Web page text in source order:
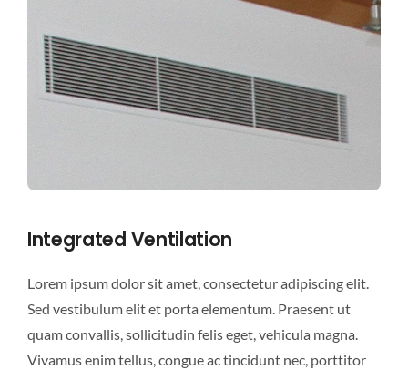
Integrated Ventilation
Lorem ipsum dolor sit amet, consectetur adipiscing elit.
Sed vestibulum elit et porta elementum. Praesent ut
quam convallis, sollicitudin felis eget, vehicula magna.
Vivamus enim tellus, congue ac tincidunt nec, porttitor